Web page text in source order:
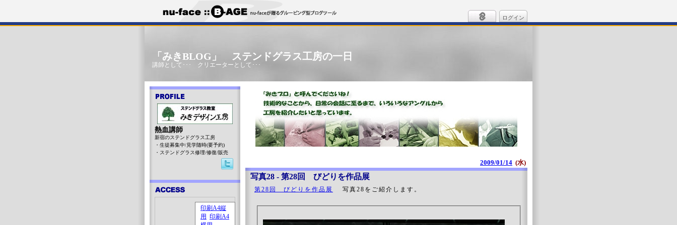
ログイン
「みきBLOG」 ステンドグラス工房の一日
講師として･･･ クリエーターとして･･･
2009/01/14 (水)
写真28 - 第28回 びどりを作品展
第28回 びどりを作品展 写真28をご紹介します。
熱血講師
新宿のステンドグラス工房
・生徒募集中/見学随時(要予約)
・ステンドグラス修理/修復/販売